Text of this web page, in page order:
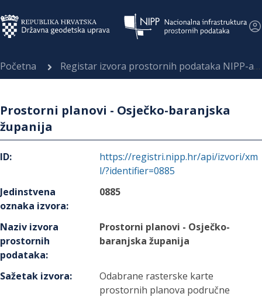
Početna Registar izvora prostornih podataka NIPP-a
Prostorni planovi - Osječko-baranjska
županija
ID:
https://registri.nipp.hr/api/izvori/xm
l/?identifier=0885
Jedinstvena
oznaka izvora:
0885
Naziv izvora
prostornih
podataka:
Prostorni planovi - Osječko-
baranjska županija
Sažetak izvora:
Odabrane rasterske karte
prostornih planova područne